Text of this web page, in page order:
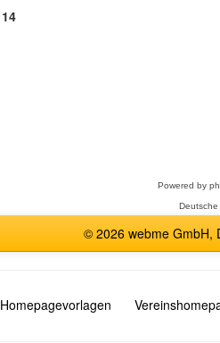
14
Powered by
© 2026 webme GmbH,
Homepagevorlagen